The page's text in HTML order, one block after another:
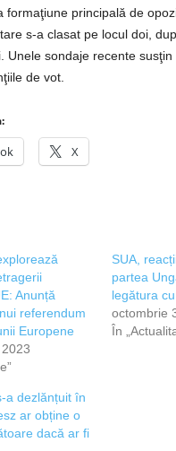
formaţiune principală de
s-a clasat pe locul doi,
Unele sondaje recente
de vot.
X
Anunță
referendum
Europene
SUA,
partea
legătura
octombrie
În
a dezlănțuit în
ar obține o
dacă ar fi